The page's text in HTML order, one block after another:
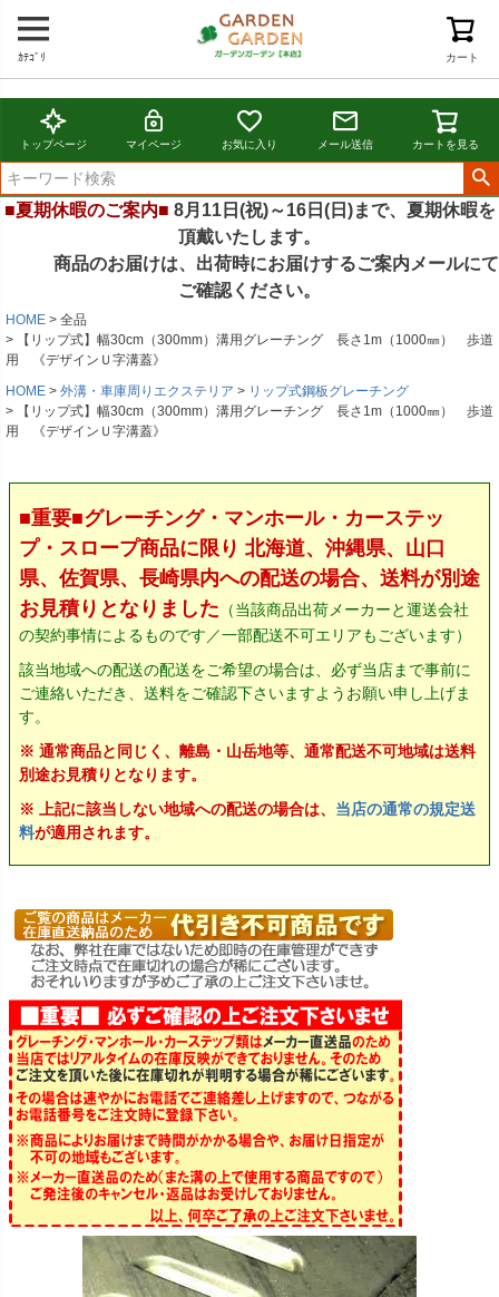
カート
ｶﾃｺﾞﾘ
トップページ マイページ お気に入り メール送信 カートを見る
■夏期休暇のご案内■ 8月11日(祝)～16日(日)まで、夏期休暇を
頂戴いたします。
商品のお届けは、出荷時にお届けするご案内メールにて
ご確認ください。
HOME
全品
【リップ式】幅30cm（300mm）溝用グレーチング 長さ1m（1000㎜） 歩道
用 《デザインＵ字溝蓋》
HOME
外溝・車庫周りエクステリア
リップ式鋼板グレーチング
【リップ式】幅30cm（300mm）溝用グレーチング 長さ1m（1000㎜） 歩道
用 《デザインＵ字溝蓋》
■重要■グレーチング・マンホール・カーステッ
プ・スロープ商品に限り 北海道、沖縄県、山口
県、佐賀県、長崎県内への配送の場合、送料が別途
お見積りとなりました （当該商品出荷メーカーと運送会社
の契約事情によるものです／一部配送不可エリアもございます）
該当地域への配送の配送をご希望の場合は、必ず当店まで事前に
ご連絡いただき、送料をご確認下さいますようお願い申し上げま
す。
※ 通常商品と同じく、離島・山岳地等、通常配送不可地域は送料
別途お見積りとなります。
※ 上記に該当しない地域への配送の場合は、 当店の通常の規定送
料が適用されます。